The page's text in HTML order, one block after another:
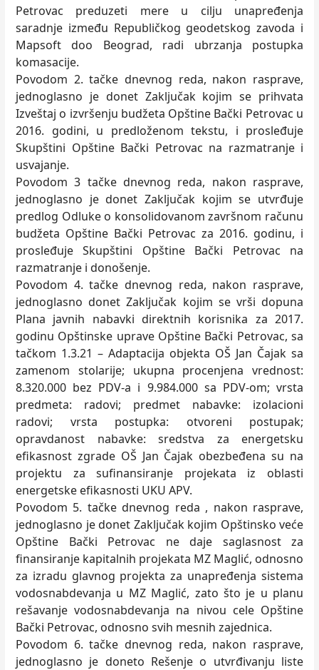
Petrovac preduzeti mere u cilјu unapređenja
saradnje između Republičkog geodetskog zavoda i
Mapsoft doo Beograd, radi ubrzanja postupka
komasacije.
Povodom 2. tačke dnevnog reda, nakon rasprave,
jednoglasno je donet Zaklјučak kojim se prihvata
Izveštaj o izvršenju budžeta Opštine Bački Petrovac u
2016. godini, u predloženom tekstu, i prosleđuje
Skupštini Opštine Bački Petrovac na razmatranje i
usvajanje.
Povodom 3 tačke dnevnog reda, nakon rasprave,
jednoglasno je donet Zaklјučak kojim se utvrđuje
predlog Odluke o konsolidovanom završnom računu
budžeta Opštine Bački Petrovac za 2016. godinu, i
prosleđuje Skupštini Opštine Bački Petrovac na
razmatranje i donošenje.
Povodom 4. tačke dnevnog reda, nakon rasprave,
jednoglasno donet Zaklјučak kojim se vrši dopuna
Plana javnih nabavki direktnih korisnika za 2017.
godinu Opštinske uprave Opštine Bački Petrovac, sa
tačkom 1.3.21 – Adaptacija objekta OŠ Jan Čajak sa
zamenom stolarije; ukupna procenjena vrednost:
8.320.000 bez PDV-a i 9.984.000 sa PDV-om; vrsta
predmeta: radovi; predmet nabavke: izolacioni
radovi; vrsta postupka: otvoreni postupak;
opravdanost nabavke: sredstva za energetsku
efikasnost zgrade OŠ Jan Čajak obezbeđena su na
projektu za sufinansiranje projekata iz oblasti
energetske efikasnosti UKU APV.
Povodom 5. tačke dnevnog reda , nakon rasprave,
jednoglasno je donet Zaklјučak kojim Opštinsko veće
Opštine Bački Petrovac ne daje saglasnost za
finansiranje kapitalnih projekata MZ Maglić, odnosno
za izradu glavnog projekta za unapređenja sistema
vodosnabdevanja u MZ Maglić, zato što je u planu
rešavanje vodosnabdevanja na nivou cele Opštine
Bački Petrovac, odnosno svih mesnih zajednica.
Povodom 6. tačke dnevnog reda, nakon rasprave,
jednoglasno je doneto Rešenje o utvrđivanju liste